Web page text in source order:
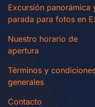
Excursión panorámica
parada para fotos en
Nuestro horario de
apertura
Términos y
generales
Contacto